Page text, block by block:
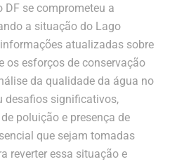
DF se comprometeu a
a situação do Lago
atualizadas sobre
os esforços de conservação
da qualidade da água no
desafios significativos,
poluição e presença de
que sejam tomadas
reverter essa situação e